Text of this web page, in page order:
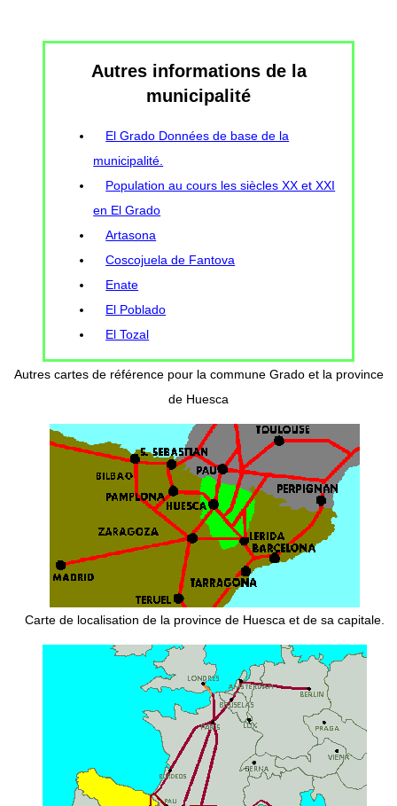
Autres informations de la
municipalité
El Grado Données de base de la
municipalité.
Population au cours les siècles XX et XXI
en El Grado
Artasona
Coscojuela de Fantova
Enate
El Poblado
El Tozal
Autres cartes de référence pour la commune Grado et la province
de Huesca
Carte de localisation de la province de Huesca et de sa capitale.